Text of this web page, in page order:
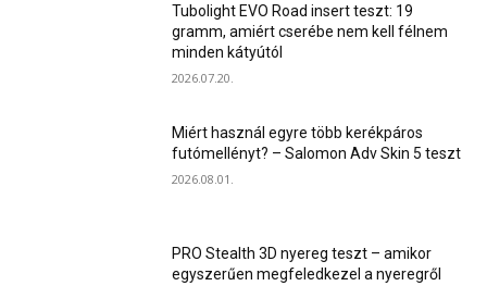
Tubolight EVO Road insert teszt: 19
gramm, amiért cserébe nem kell félnem
minden kátyútól
2026.07.20.
Miért használ egyre több kerékpáros
futómellényt? – Salomon Adv Skin 5 teszt
2026.08.01.
PRO Stealth 3D nyereg teszt – amikor
egyszerűen megfeledkezel a nyeregről